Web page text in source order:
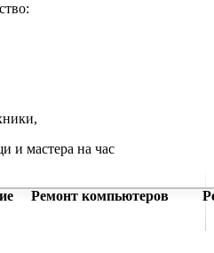
и мастера на час
Ремонт компьютеров